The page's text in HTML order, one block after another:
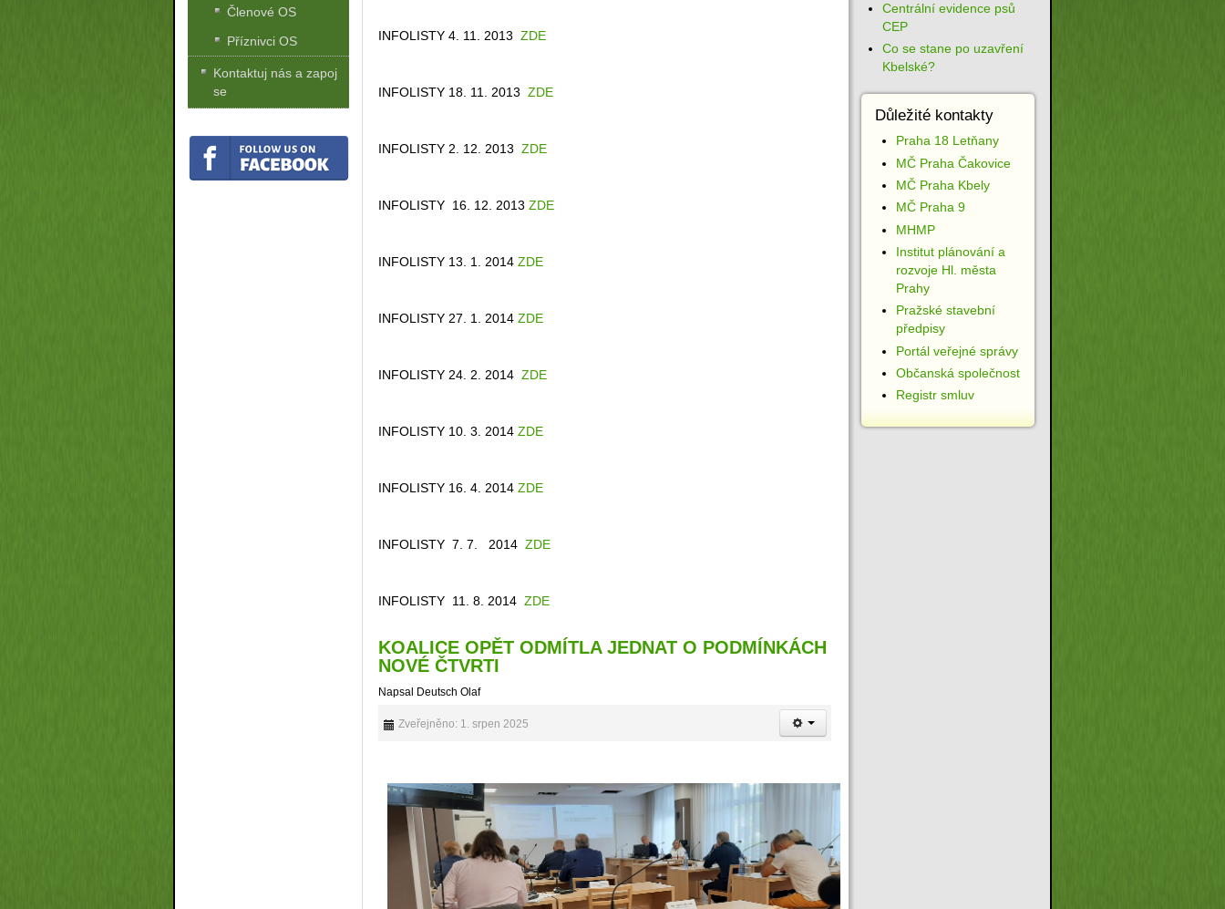
INFOLISTY 4. 11. 2013ZDE
INFOLISTY 18. 11. 2013ZDE
INFOLISTY 2. 12. 2013ZDE
INFOLISTY 16. 12. 2013ZDE
INFOLISTY 13. 1. 2014ZDE
INFOLISTY 27. 1. 2014ZDE
INFOLISTY 24. 2. 2014ZDE
INFOLISTY 10. 3. 2014ZDE
INFOLISTY 16. 4. 2014ZDE
INFOLISTY 7. 7. 2014ZDE
INFOLISTY 11. 8. 2014ZDE
KOALICE OPĚT ODMÍTLA JEDNAT O PODMÍNKÁCH
NOVÉ ČTVRTI
Napsal Deutsch Olaf
Zveřejněno: 1. srpen 2025
Členové OS
Příznivci OS
Kontaktuj nás a zapoj
se
Centrální evidence psů
CEP
Co se stane po uzavření
Kbelské?
Důležité kontakty
Praha 18 Letňany
MČ Praha Čakovice
MČ Praha Kbely
MČ Praha 9
MHMP
Institut plánování a
rozvoje Hl. města
Prahy
Pražské stavební
předpisy
Portál veřejné správy
Občanská společnost
Registr smluv